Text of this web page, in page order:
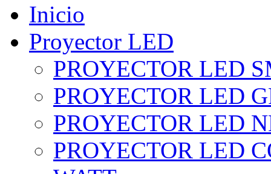
Inicio
Proyector LED
PROYECTOR LED
PROYECTOR LED
PROYECTOR LED
PROYECTOR LED